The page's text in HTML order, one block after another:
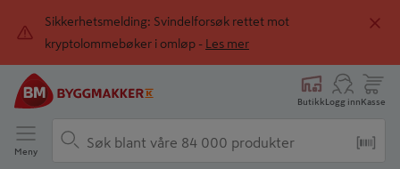
Sikkerhetsmelding: Svindelforsøk rettet mot
kryptolommebøker i omløp -
Les mer
ButikkLogg innKasse
Meny